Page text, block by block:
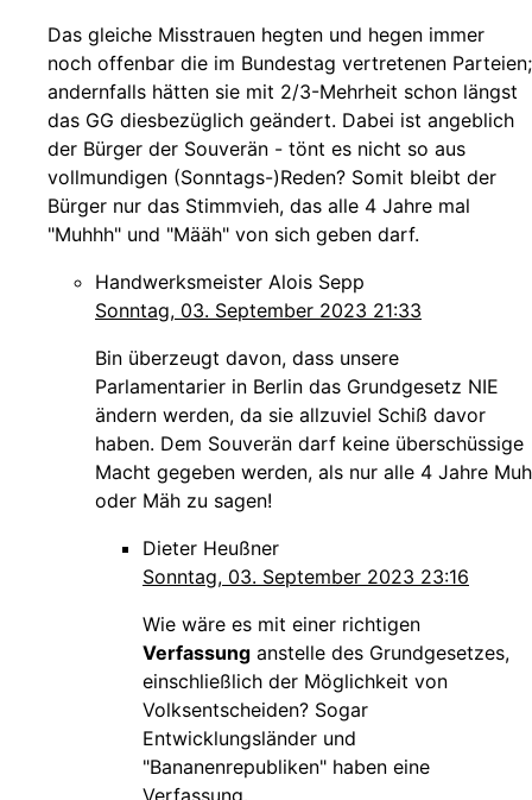
Das gleiche Misstrauen hegten und hegen immer
noch offenbar die im Bundestag vertretenen Parteien;
andernfalls hätten sie mit 2/3-Mehrheit schon längst
das GG diesbezüglich geändert. Dabei ist angeblich
der Bürger der Souverän - tönt es nicht so aus
vollmundigen (Sonntags-)Reden? Somit bleibt der
Bürger nur das Stimmvieh, das alle 4 Jahre mal
"Muhhh" und "Määh" von sich geben darf.
Handwerksmeister Alois Sepp
Sonntag, 03. September 2023 21:33
Bin überzeugt davon, dass unsere
Parlamentarier in Berlin das Grundgesetz NIE
ändern werden, da sie allzuviel Schiß davor
haben. Dem Souverän darf keine überschüssige
Macht gegeben werden, als nur alle 4 Jahre Muh
oder Mäh zu sagen!
Dieter Heußner
Sonntag, 03. September 2023 23:16
Wie wäre es mit einer richtigen
Verfassung anstelle des Grundgesetzes,
einschließlich der Möglichkeit von
Volksentscheiden? Sogar
Entwicklungsländer und
"Bananenrepubliken" haben eine
Verfassung.